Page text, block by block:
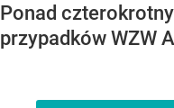
Ponad
przypadków WZW A